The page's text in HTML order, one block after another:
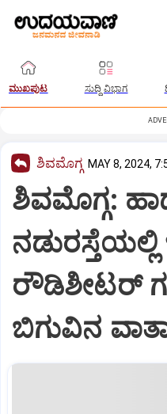
ಮುಖಪುಟ ಸುದ್ದಿ ವಿಭಾಗ
ಶಿವಮೊಗ್ಗ MAY 8, 2024,
ಶಿವಮೊಗ್ಗ:
ನಡುರಸ್ತೆಯಲ್ಲಿ
ರೌಡಿಶೀಟರ್
ಬಿಗುವಿನ